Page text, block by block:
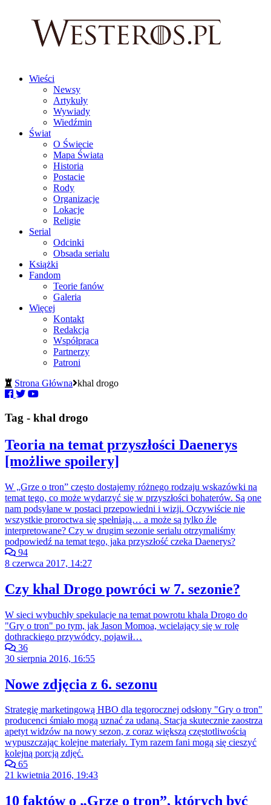
Wieści
Newsy
Artykuły
Wywiady
Wiedźmin
Świat
O Świecie
Mapa Świata
Historia
Postacie
Rody
Organizacje
Lokacje
Religie
Serial
Odcinki
Obsada serialu
Książki
Fandom
Teorie fanów
Galeria
Więcej
Kontakt
Redakcja
Współpraca
Partnerzy
Patroni
Strona Główna khal drogo
Tag - khal drogo
Teoria na temat przyszłości Daenerys
[możliwe spoilery]
W „Grze o tron” często dostajemy różnego rodzaju wskazówki na
temat tego, co może wydarzyć się w przyszłości bohaterów. Są one
nam podsyłane w postaci przepowiedni i wizji. Oczywiście nie
wszystkie proroctwa się spełniają… a może są tylko źle
interpretowane? Czy w drugim sezonie serialu otrzymaliśmy
podpowiedź na temat tego, jaka przyszłość czeka Daenerys?
94
8 czerwca 2017, 14:27
Czy khal Drogo powróci w 7. sezonie?
W sieci wybuchły spekulacje na temat powrotu khala Drogo do
"Gry o tron" po tym, jak Jason Momoa, wcielający się w rolę
dothrackiego przywódcy, pojawił…
36
30 sierpnia 2016, 16:55
Nowe zdjęcia z 6. sezonu
Strategię marketingową HBO dla tegorocznej odsłony "Gry o tron"
producenci śmiało mogą uznać za udaną. Stacja skutecznie zaostrza
apetyt widzów na nowy sezon, z coraz większą częstotliwością
wypuszczając kolejne materiały. Tym razem fani mogą się cieszyć
kolejną porcją zdjęć.
65
21 kwietnia 2016, 19:43
10 faktów o „Grze o tron”, których być